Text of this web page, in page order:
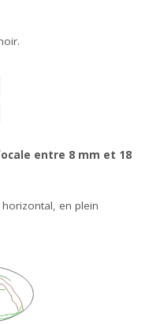
entre 8 mm et 18
en plein